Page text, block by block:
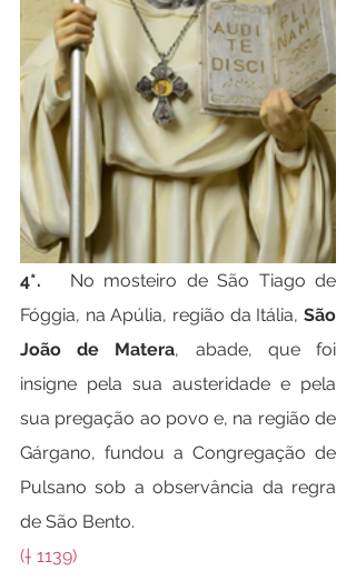
4*. No mosteiro de São Tiago de
Fóggia, na Apúlia, região da Itália, São
João de Matera, abade, que foi
insigne pela sua austeridade e pela
sua pregação ao povo e, na região de
Gárgano, fundou a Congregação de
Pulsano sob a observância da regra
de São Bento.
(† 1139)